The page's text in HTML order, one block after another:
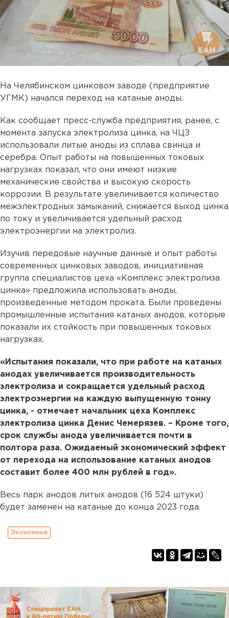
На Челябинском цинковом заводе (предприятие
УГМК) начался переход на катаные аноды.
Как сообщает пресс-служба предприятия, ранее, с
момента запуска электролиза цинка, на ЧЦЗ
использовали литые аноды из сплава свинца и
серебра. Опыт работы на повышенных токовых
нагрузках показал, что они имеют низкие
механические свойства и высокую скорость
коррозии. В результате увеличивается количество
межэлектродных замыканий, снижается выход цинка
по току и увеличивается удельный расход
электроэнергии на электролиз.
Изучив передовые научные данные и опыт работы
современных цинковых заводов, инициативная
группа специалистов цеха «Комплекс электролиза
цинка» предложила использовать аноды,
произведенные методом проката. Были проведены
промышленные испытания катаных анодов, которые
показали их стойкость при повышенных токовых
нагрузках.
«Испытания показали, что при работе на катаных
анодах увеличивается производительность
электролиза и сокращается удельный расход
электроэнергии на каждую выпущенную тонну
цинка, - отмечает начальник цеха Комплекс
электролиза цинка Денис Чемерязев. – Кроме того,
срок службы анода увеличивается почти в
полтора раза. Ожидаемый экономический эффект
от перехода на использование катаных анодов
составит более 400 млн рублей в год».
Весь парк анодов литых анодов (16 524 штуки)
будет заменен на катаные до конца 2023 года.
Экономика